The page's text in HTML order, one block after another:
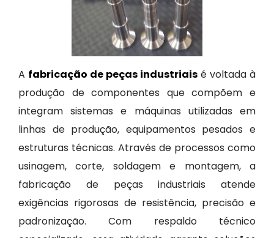
A fabricação de peças industriais é voltada à
produção de componentes que compõem e
integram sistemas e máquinas utilizadas em
linhas de produção, equipamentos pesados e
estruturas técnicas. Através de processos como
usinagem, corte, soldagem e montagem, a
fabricação de peças industriais atende
exigências rigorosas de resistência, precisão e
padronização. Com respaldo técnico